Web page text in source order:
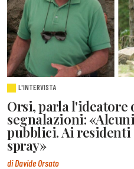
L'INTERVISTA
Orsi, parla l'ideatore
segnalazioni:
pubblici. Ai residenti
spray»
di Davide Orsato